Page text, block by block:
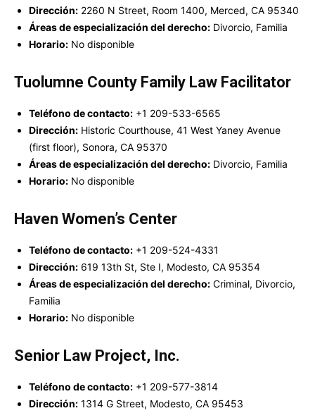
Dirección: 2260 N Street, Room 1400, Merced, CA 95340
Áreas de especialización del derecho: Divorcio, Familia
Horario: No disponible
Tuolumne County Family Law Facilitator
Teléfono de contacto: +1 209-533-6565
Dirección: Historic Courthouse, 41 West Yaney Avenue
(first floor), Sonora, CA 95370
Áreas de especialización del derecho: Divorcio, Familia
Horario: No disponible
Haven Women’s Center
Teléfono de contacto: +1 209-524-4331
Dirección: 619 13th St, Ste I, Modesto, CA 95354
Áreas de especialización del derecho: Criminal, Divorcio,
Familia
Horario: No disponible
Senior Law Project, Inc.
Teléfono de contacto: +1 209-577-3814
Dirección: 1314 G Street, Modesto, CA 95453